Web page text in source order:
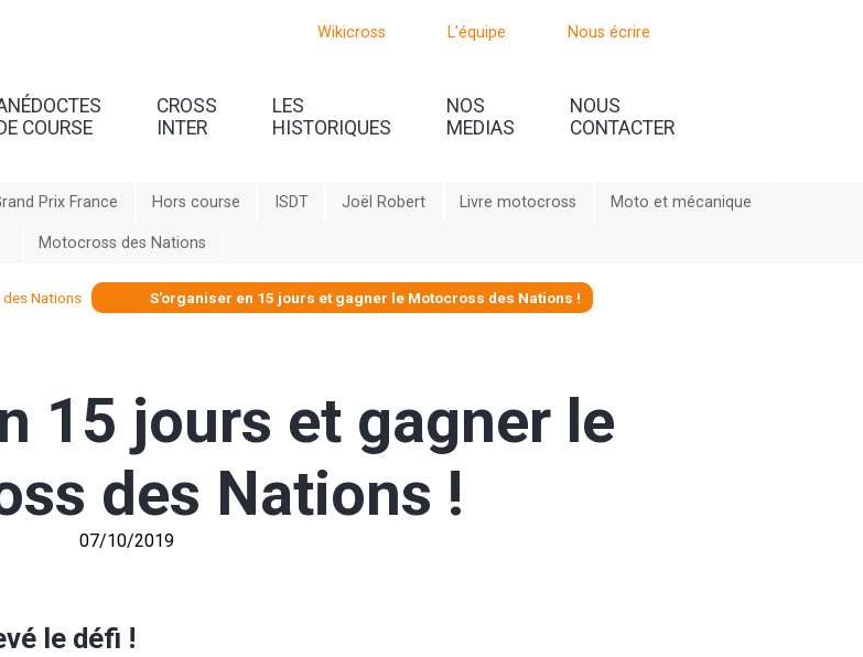
Wikicross L'équipe Nous écrire
COURSE
CROSS
INTER
LES
HISTORIQUES
NOS
MEDIAS
NOUS
CONTACTER
Prix France Hors course ISDT Joël Robert Livre motocross Moto et mécanique
Motocross des Nations
Nations S'organiser en 15 jours et gagner le Motocross des Nations !
15 jours et gagner le
des Nations !
07/10/2019
le défi !